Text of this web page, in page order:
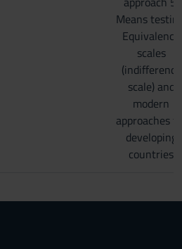
⁠Means
Equivalence
scales
(indifference
scale) and
modern
approaches
developing
countries